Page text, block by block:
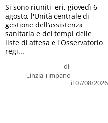
di
Cinzia Timpano
il 07/08/2026
Si sono riuniti ieri, giovedì 6
agosto, l'Unità centrale di
gestione dell’assistenza
sanitaria e dei tempi delle
liste di attesa e l'Osservatorio
regi...